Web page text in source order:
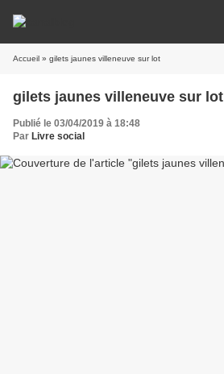
Accueil » gilets jaunes villeneuve sur lot
gilets jaunes villeneuve sur lot
Publié le 03/04/2019 à 18:48
Par Livre social